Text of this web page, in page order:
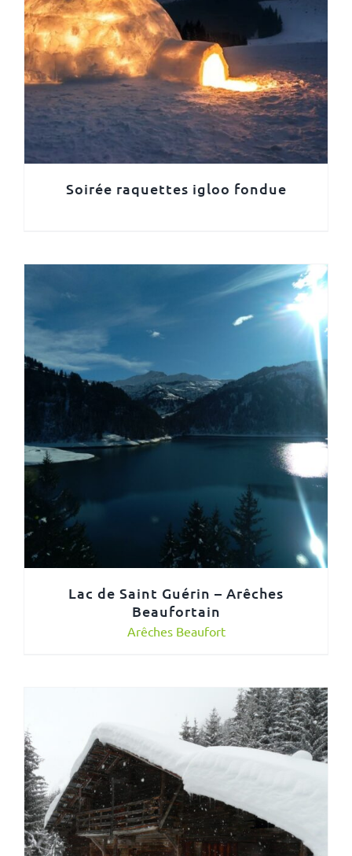
Soirée raquettes igloo fondue
Lac de Saint Guérin – Arêches
Beaufortain
Arêches Beaufort